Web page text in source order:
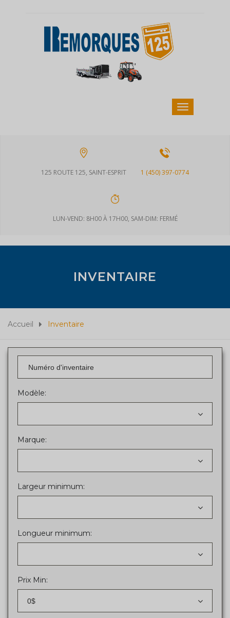
125 ROUTE 125, SAINT-ESPRIT 1 (450) 397-0774
LUN-VEND: 8H00 À 17H00, SAM-DIM: FERMÉ
INVENTAIRE
Accueil Inventaire
Modèle:
Marque:
Largeur minimum:
Longueur minimum:
Prix Min:
0$